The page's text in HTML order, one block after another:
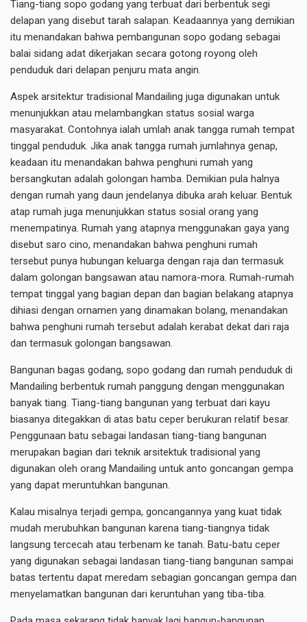
Tiang-tiang sopo godang yang terbuat dari berbentuk segi
delapan yang disebut tarah salapan. Keadaannya yang demikian
itu menandakan bahwa pembangunan sopo godang sebagai
balai sidang adat dikerjakan secara gotong royong oleh
penduduk dari delapan penjuru mata angin.
Aspek arsitektur tradisional Mandailing juga digunakan untuk
menunjukkan atau melambangkan status sosial warga
masyarakat. Contohnya ialah umlah anak tangga rumah tempat
tinggal penduduk. Jika anak tangga rumah jumlahnya genap,
keadaan itu menandakan bahwa penghuni rumah yang
bersangkutan adalah golongan hamba. Demikian pula halnya
dengan rumah yang daun jendelanya dibuka arah keluar. Bentuk
atap rumah juga menunjukkan status sosial orang yang
menempatinya. Rumah yang atapnya menggunakan gaya yang
disebut saro cino, menandakan bahwa penghuni rumah
tersebut punya hubungan keluarga dengan raja dan termasuk
dalam golongan bangsawan atau namora-mora. Rumah-rumah
tempat tinggal yang bagian depan dan bagian belakang atapnya
dihiasi dengan ornamen yang dinamakan bolang, menandakan
bahwa penghuni rumah tersebut adalah kerabat dekat dari raja
dan termasuk golongan bangsawan.
Bangunan bagas godang, sopo godang dan rumah penduduk di
Mandailing berbentuk rumah panggung dengan menggunakan
banyak tiang. Tiang-tiang bangunan yang terbuat dari kayu
biasanya ditegakkan di atas batu ceper berukuran relatif besar.
Penggunaan batu sebagai landasan tiang-tiang bangunan
merupakan bagian dari teknik arsitektuk tradisional yang
digunakan oleh orang Mandailing untuk anto goncangan gempa
yang dapat meruntuhkan bangunan.
Kalau misalnya terjadi gempa, goncangannya yang kuat tidak
mudah merubuhkan bangunan karena tiang-tiangnya tidak
langsung tercecah atau terbenam ke tanah. Batu-batu ceper
yang digunakan sebagai landasan tiang-tiang bangunan sampai
batas tertentu dapat meredam sebagian goncangan gempa dan
menyelamatkan bangunan dari keruntuhan yang tiba-tiba.